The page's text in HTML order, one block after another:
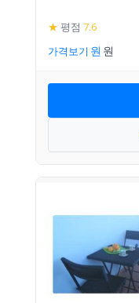
★ 평점 7.6
가격보기